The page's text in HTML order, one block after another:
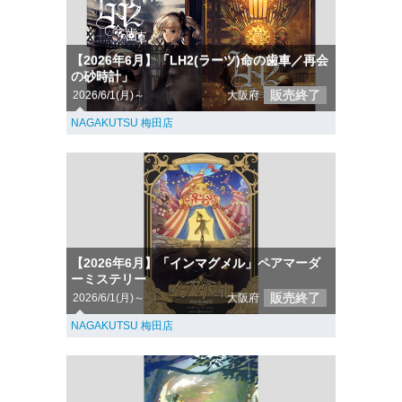
【2026年6月】「LH2(ラーツ)命の歯車／再会
の砂時計」
2026/6/1(月)～ 大阪府 販売終了
NAGAKUTSU 梅田店
【2026年6月】「インマグメル」ペアマーダ
ーミステリー
2026/6/1(月)～ 大阪府 販売終了
NAGAKUTSU 梅田店